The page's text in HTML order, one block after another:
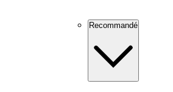
Recommandé